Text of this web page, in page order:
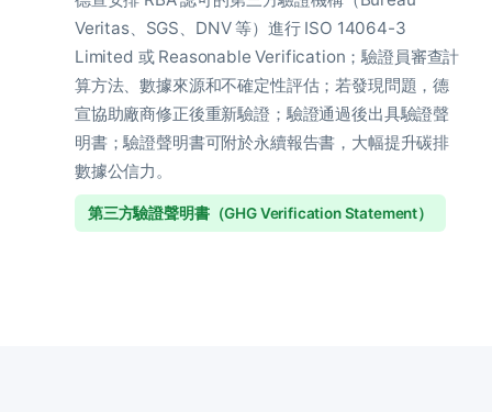
Veritas、SGS、DNV 等）進行 ISO 14064-3
Limited 或 Reasonable Verification；驗證員審查計
算方法、數據來源和不確定性評估；若發現問題，德
宣協助廠商修正後重新驗證；驗證通過後出具驗證聲
明書；驗證聲明書可附於永續報告書，大幅提升碳排
數據公信力。
第三方驗證聲明書（GHG Verification Statement）